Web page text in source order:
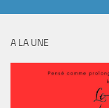
A LA UNE